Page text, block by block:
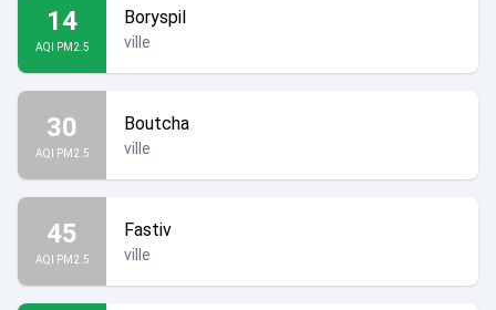
14
AQI PM2.5
Boryspil
ville
30
AQI PM2.5
Boutcha
ville
45
AQI PM2.5
Fastiv
ville